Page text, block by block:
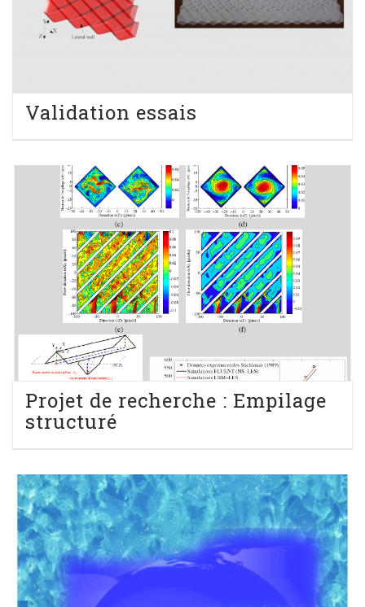
Validation essais
Projet de recherche : Empilage
structuré